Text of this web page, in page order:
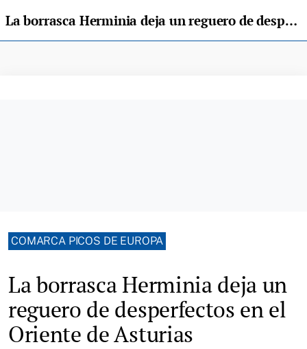
La borrasca Herminia deja un reguero de desperfectos en el Oriente de Asturias
COMARCA PICOS DE EUROPA
La borrasca Herminia deja un
reguero de desperfectos en el
Oriente de Asturias